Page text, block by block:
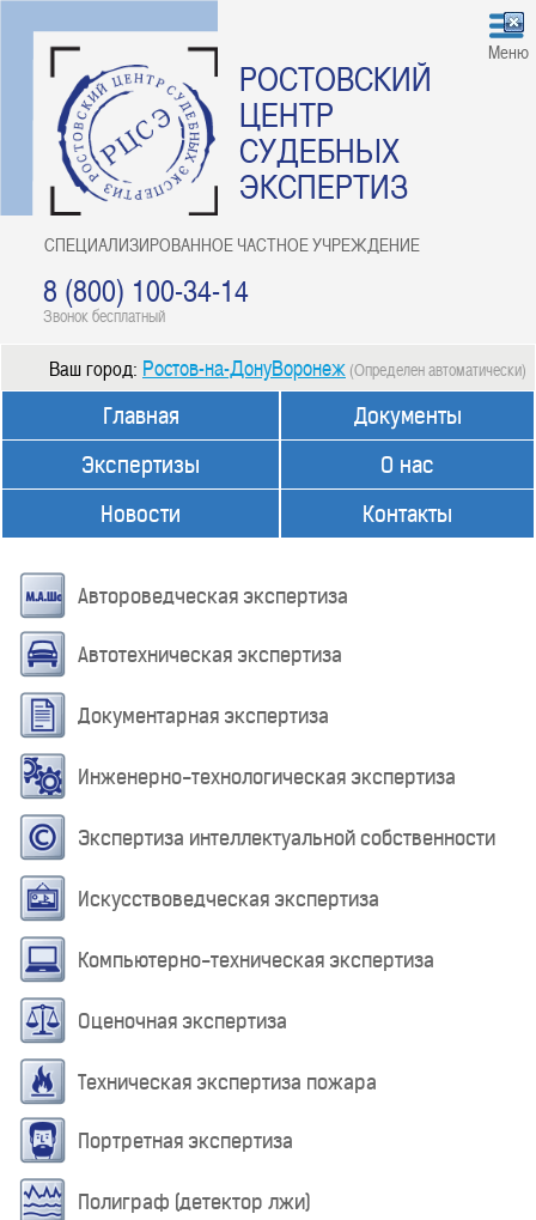
РОСТОВСКИЙ
ЦЕНТР
СУДЕБНЫХ
ЭКСПЕРТИЗ
СПЕЦИАЛИЗИРОВАННОЕ ЧАСТНОЕ УЧРЕЖДЕНИЕ
8 (800) 100-34-14
Звонок бесплатный
Меню
Ваш город: Ростов-на-ДонуВоронеж (Определен автоматически)
Главная
Экспертизы
Новости
Документы
О нас
Контакты
Автороведческая экспертиза
Автотехническая экспертиза
Документарная экспертиза
Инженерно-технологическая экспертиза
Экспертиза интеллектуальной собственности
Искусствоведческая экспертиза
Компьютерно-техническая экспертиза
Оценочная экспертиза
Техническая экспертиза пожара
Портретная экспертиза
Полиграф (детектор лжи)